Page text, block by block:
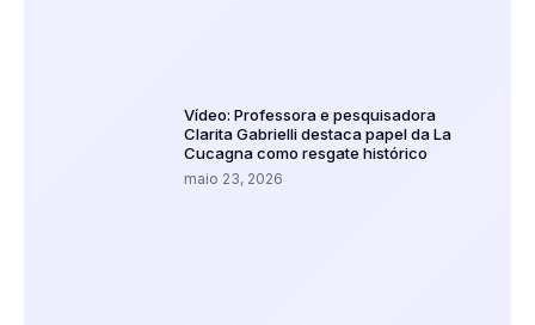
Vídeo: Professora e pesquisadora
Clarita Gabrielli destaca papel da La
Cucagna como resgate histórico
maio 23, 2026